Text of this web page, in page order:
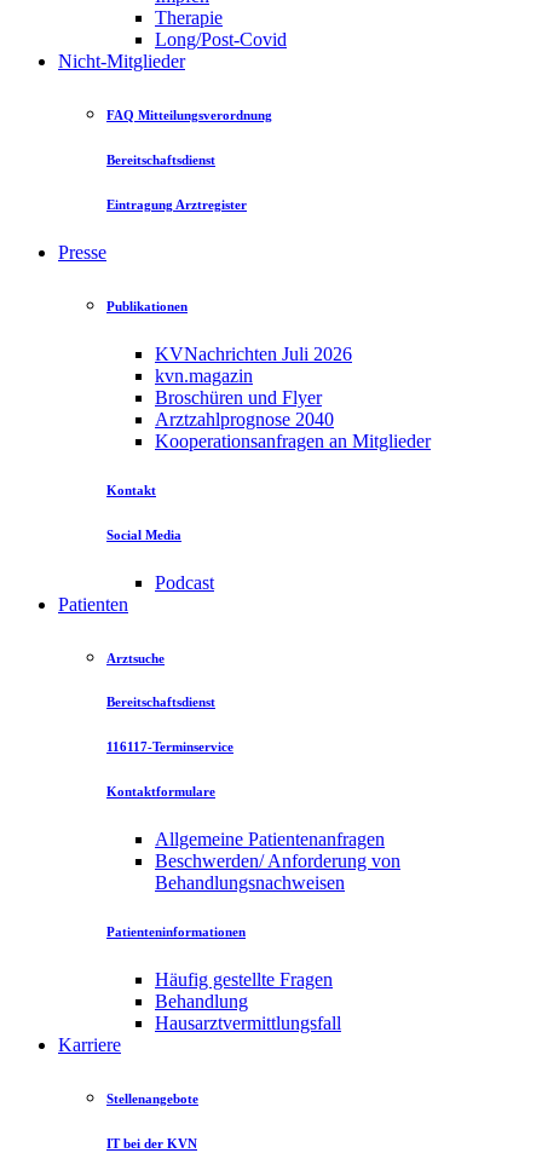
Therapie
Long/Post-Covid
Nicht-Mitglieder
FAQ Mitteilungsverordnung
Bereitschaftsdienst
Eintragung Arztregister
Presse
Publikationen
KVNachrichten Juli 2026
kvn.magazin
Broschüren und Flyer
Arztzahlprognose 2040
Kooperationsanfragen an Mitglieder
Kontakt
Social Media
Podcast
Patienten
Arztsuche
Bereitschaftsdienst
116117-Terminservice
Kontaktformulare
Allgemeine Patientenanfragen
Beschwerden/ Anforderung von
Behandlungsnachweisen
Patienteninformationen
Häufig gestellte Fragen
Behandlung
Hausarztvermittlungsfall
Karriere
Stellenangebote
IT bei der KVN